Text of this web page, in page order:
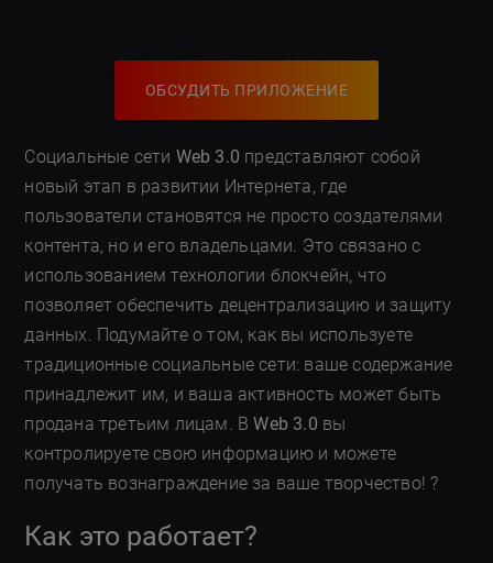
ОБСУДИТЬ ПРИЛОЖЕНИЕ
Социальные сети Web 3.0 представляют собой
новый этап в развитии Интернета, где
пользователи становятся не просто создателями
контента, но и его владельцами. Это связано с
использованием технологии блокчейн, что
позволяет обеспечить децентрализацию и защиту
данных. Подумайте о том, как вы используете
традиционные социальные сети: ваше содержание
принадлежит им, и ваша активность может быть
продана третьим лицам. ВWeb 3.0 вы
контролируете свою информацию и можете
получать вознаграждение за ваше творчество! ?
Как это работает?